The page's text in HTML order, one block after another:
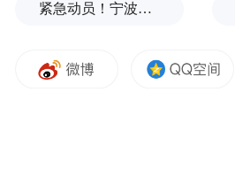
紧急动员！宁波、温州、金华、舟山、台州、丽水等市市长，发表电视讲话